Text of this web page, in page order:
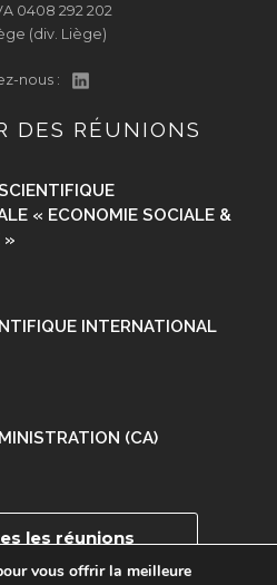
0408 292 202
(div. Liège)
nous :
DES RÉUNIONS
« ECONOMIE SOCIALE &
»
INTERNATIONAL
(CA)
les réunions
vous offrir la meilleure